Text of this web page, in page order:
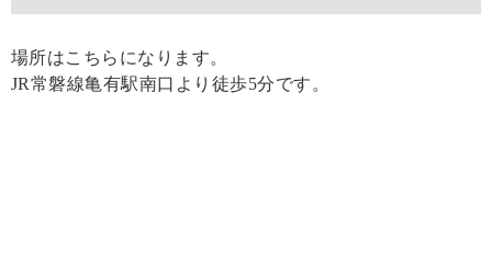
場所はこちらになります。
JR常磐線亀有駅南口より徒歩5分です。